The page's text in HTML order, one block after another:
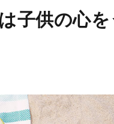
子供の心を